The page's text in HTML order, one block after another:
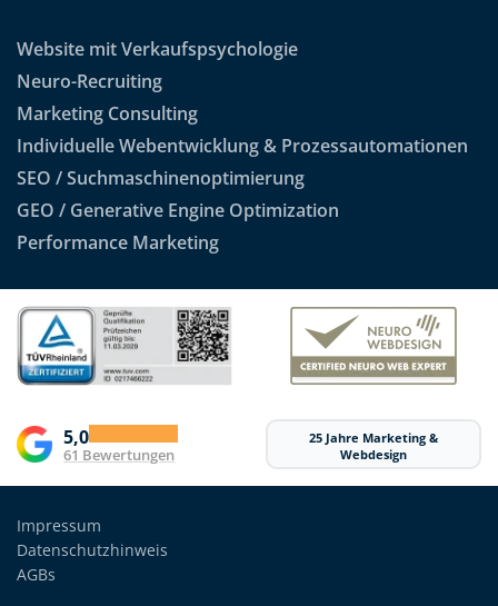
Website mit Verkaufspsychologie
Neuro-Recruiting
Marketing Consulting
Individuelle Webentwicklung & Prozessautomationen
SEO / Suchmaschinenoptimierung
GEO / Generative Engine Optimization
Performance Marketing
5,0
61 Bewertungen
25 Jahre Marketing &
Webdesign
Impressum
Datenschutzhinweis
AGBs